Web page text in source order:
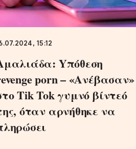
15:12
Yπόθεση
porn – «Ανέβασαν»
Tik Tok γυμνό βίντεό
όταν αρνήθηκε να